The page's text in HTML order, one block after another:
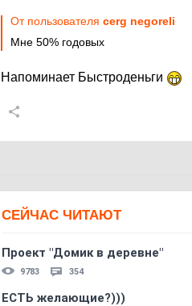
От пользователя cerg negoreli
Мне 50% годовых
Напоминает Быстроденьги
СЕЙЧАС ЧИТАЮТ
Проект "Домик в деревне"
9783 354
ЕСТЬ желающие?)))